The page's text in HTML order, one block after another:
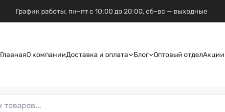
График работы: пн–пт с 10:00 до 20:00, сб–вс — выходные
ГлавнаяО компанииДоставка и оплата Блог Оптовый отдел